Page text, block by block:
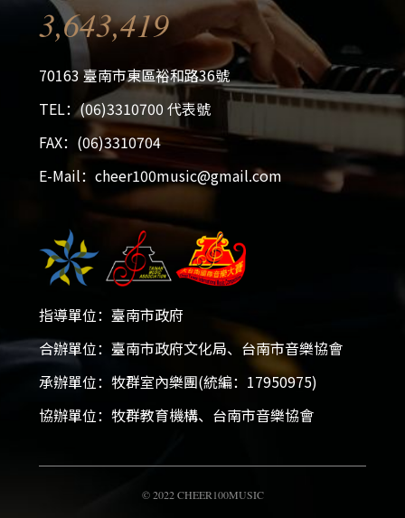
2026大台南國際音樂大賽
2025-12-05 - 2026-01-18
開放報名！
3,643,419
70163 臺南市東區裕和路36號
TEL：(06)3310700 代表號
FAX：(06)3310704
E-Mail：cheer100music@gmail.com
指導單位：臺南市政府
合辦單位：臺南市政府文化局、台南市音樂協會
承辦單位：牧群室內樂團(統編：17950975)
協辦單位：牧群教育機構、台南市音樂協會
© 2022 CHEER100MUSIC